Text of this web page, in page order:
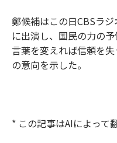
鄭候補はこの日CBSラ
に出演し、国民の力の
言葉を変えれば信頼を
の意向を示した。
* この記事はAIによって